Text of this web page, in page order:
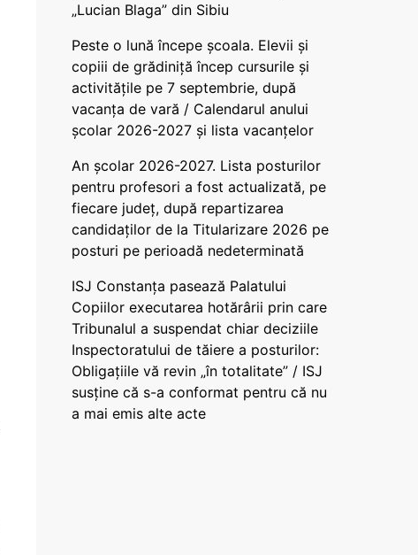
„Lucian Blaga” din Sibiu
Peste o lună începe școala. Elevii și
copiii de grădiniță încep cursurile și
activitățile pe 7 septembrie, după
vacanța de vară / Calendarul anului
școlar 2026-2027 și lista vacanțelor
An școlar 2026-2027. Lista posturilor
pentru profesori a fost actualizată, pe
fiecare județ, după repartizarea
candidaților de la Titularizare 2026 pe
posturi pe perioadă nedeterminată
ISJ Constanța pasează Palatului
Copiilor executarea hotărârii prin care
Tribunalul a suspendat chiar deciziile
Inspectoratului de tăiere a posturilor:
Obligațiile vă revin „în totalitate” / ISJ
susține că s-a conformat pentru că nu
a mai emis alte acte